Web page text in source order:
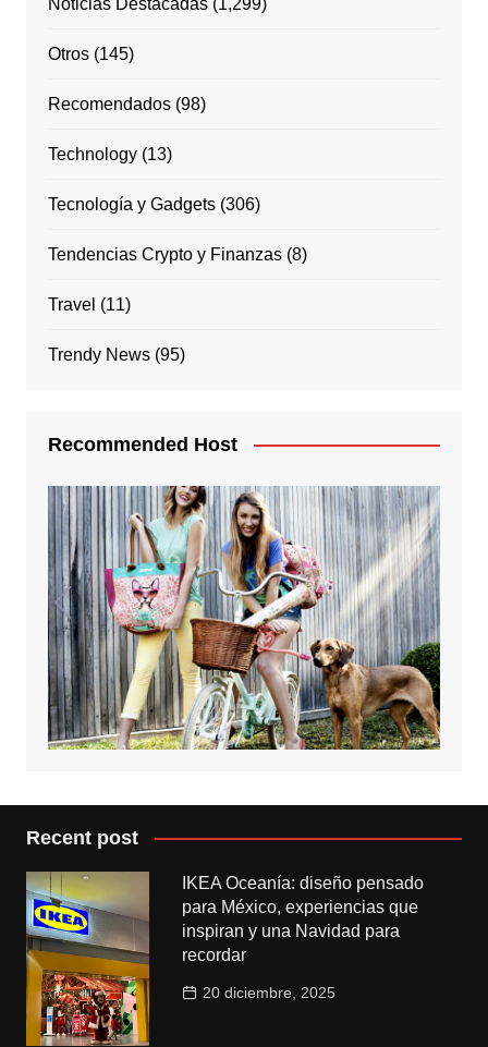
Otros(145)
Recomendados(98)
Technology(13)
Tecnología y Gadgets(306)
Tendencias Crypto y Finanzas(8)
Travel (11)
Trendy News(95)
Recommended Host
Recent post
IKEA Oceanía: diseño pensado
para México, experiencias que
inspiran y una Navidad para
recordar
20 diciembre, 2025